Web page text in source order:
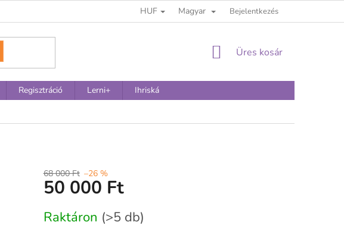
HUF Magyar Bejelentkezés
KOSÁR
Üres kosár
Regisztráció Lerni+
Ihriská
68 000 Ft –26 %
50 000 Ft
Raktáron (>5 db)